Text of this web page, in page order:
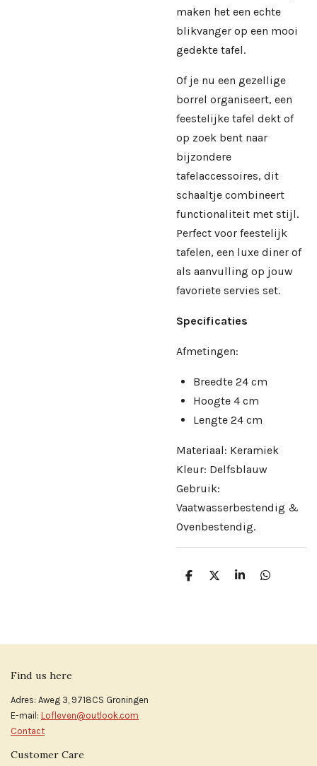
maken het een echte
blikvanger op een mooi
gedekte tafel.
Of je nu een gezellige
borrel organiseert, een
feestelijke tafel dekt of
op zoek bent naar
bijzondere
tafelaccessoires, dit
schaaltje combineert
functionaliteit met stijl.
Perfect voor feestelijk
tafelen, een luxe diner of
als aanvulling op jouw
favoriete servies set.
Specificaties
Afmetingen:
Breedte 24 cm
Hoogte 4 cm
Lengte 24 cm
Materiaal: Keramiek
Kleur: Delfsblauw
Gebruik:
Vaatwasserbestendig &
Ovenbestendig.
D
D
S
D
Find us here
Adres: Aweg 3, 9718CS Groningen
E-mail: Lofleven@outlook.com
Contact
Customer Care